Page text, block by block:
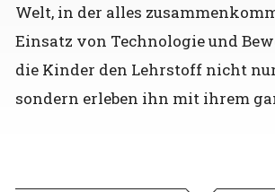
Welt, in der alles
Einsatz von Technologie und
die Kinder den Lehrstoff nicht
sondern erleben ihn mit ihrem